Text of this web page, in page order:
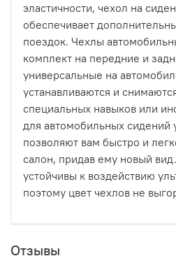
эластичности, чехол на
обеспечивает
поездок. Чехлы
комплект на передние и
универсальные на
устанавливаются и
специальных навыков или
для автомобильных сидений
позволяют вам быстро и
салон, придав ему новый
устойчивы к воздействию
поэтому цвет чехлов не
Отзывы